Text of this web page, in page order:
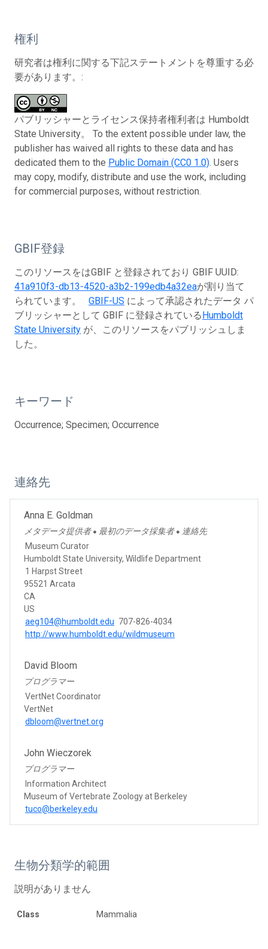
権利
研究者は権利に関する下記ステートメントを尊重する必
要があります。:
パブリッシャーとライセンス保持者権利者は Humboldt
State University。 To the extent possible under law, the
publisher has waived all rights to these data and has
dedicated them to the Public Domain (CC0 1.0). Users
may copy, modify, distribute and use the work, including
for commercial purposes, without restriction.
GBIF登録
このリソースをはGBIF と登録されており GBIF UUID:
41a910f3-db13-4520-a3b2-199edb4a32eaが割り当て
られています。 GBIF-US によって承認されたデータ パ
ブリッシャーとして GBIF に登録されているHumboldt
State University が、このリソースをパブリッシュしま
した。
キーワード
Occurrence; Specimen; Occurrence
連絡先
Anna E. Goldman
メタデータ提供者 ● 最初のデータ採集者 ● 連絡先
Museum Curator
Humboldt State University, Wildlife Department
1 Harpst Street
95521 Arcata
CA
US
aeg104@humboldt.edu 707-826-4034
http://www.humboldt.edu/wildmuseum
David Bloom
プログラマー
VertNet Coordinator
VertNet
dbloom@vertnet.org
John Wieczorek
プログラマー
Information Architect
Museum of Vertebrate Zoology at Berkeley
tuco@berkeley.edu
生物分類学的範囲
説明がありません
Class Mammalia